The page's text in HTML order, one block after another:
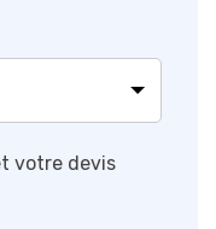
votre devis